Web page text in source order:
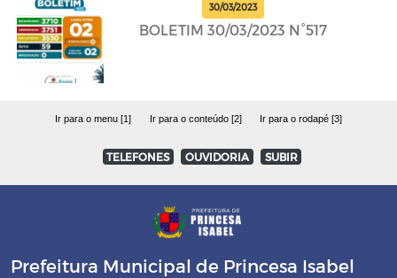
30/03/2023
BOLETIM 30/03/2023 N°517
Ir para o menu [1] Ir para o conteúdo [2] Ir para o rodapé [3]
TELEFONES OUVIDORIA SUBIR
Prefeitura Municipal de Princesa Isabel